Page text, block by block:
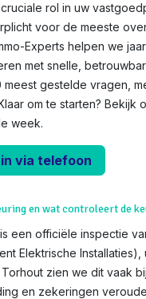
rol in uw
voor de meeste
Experts helpen we
met snelle,
gestelde vragen,
om te starten? Bekijk
week.
via telefoon
en wat controleert de
een officiële inspectie
Elektrische
zien we dit vaak
en zekeringen